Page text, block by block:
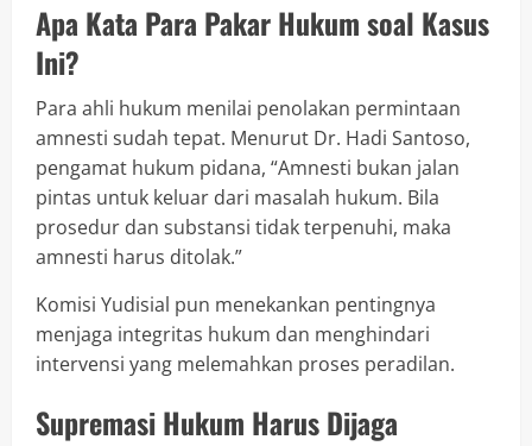
Apa Kata Para Pakar Hukum soal Kasus
Ini?
Para ahli hukum menilai penolakan permintaan
amnesti sudah tepat. Menurut Dr. Hadi Santoso,
pengamat hukum pidana, “Amnesti bukan jalan
pintas untuk keluar dari masalah hukum. Bila
prosedur dan substansi tidak terpenuhi, maka
amnesti harus ditolak.”
Komisi Yudisial pun menekankan pentingnya
menjaga integritas hukum dan menghindari
intervensi yang melemahkan proses peradilan.
Supremasi Hukum Harus Dijaga